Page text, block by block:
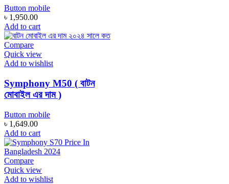
Button mobile
৳ 1,950.00
Add to cart
Compare
Quick view
Add to wishlist
Symphony M50 ( বাটন
মোবাইল এর দাম )
Button mobile
৳ 1,649.00
Add to cart
Compare
Quick view
Add to wishlist